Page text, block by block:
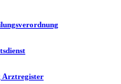
Arztregister